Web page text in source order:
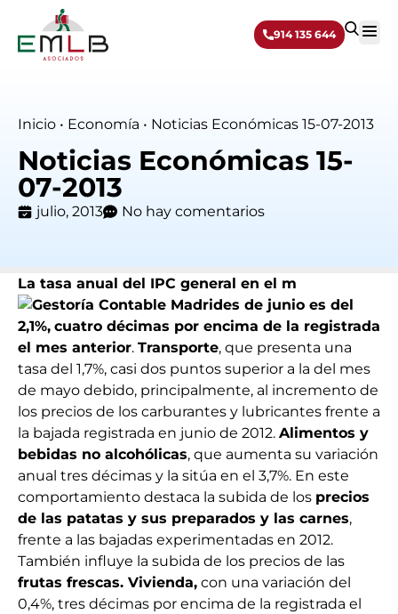
914 135 644
Inicio • Economía • Noticias Económicas 15-07-2013
Noticias Económicas 15-
07-2013
julio, 2013 No hay comentarios
La tasa anual del IPC general en el m
es de junio es del
2,1%, cuatro décimas por encima de la registrada
el mes anterior. Transporte, que presenta una
tasa del 1,7%, casi dos puntos superior a la del mes
de mayo debido, principalmente, al incremento de
los precios de los carburantes y lubricantes frente a
la bajada registrada en junio de 2012. Alimentos y
bebidas no alcohólicas, que aumenta su variación
anual tres décimas y la sitúa en el 3,7%. En este
comportamiento destaca la subida de los precios
de las patatas y sus preparados y las carnes,
frente a las bajadas experimentadas en 2012.
También influye la subida de los precios de las
frutas frescas. Vivienda, con una variación del
0,4%, tres décimas por encima de la registrada el